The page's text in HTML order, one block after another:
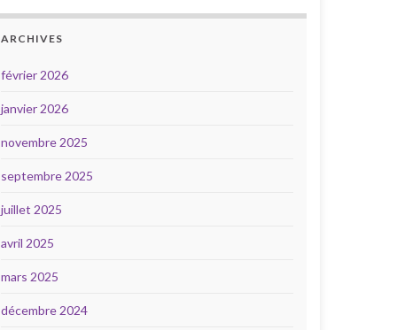
ARCHIVES
février 2026
janvier 2026
novembre 2025
septembre 2025
juillet 2025
avril 2025
mars 2025
décembre 2024